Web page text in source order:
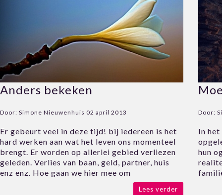
Anders bekeken
Door: Simone Nieuwenhuis 02 april 2013
Er gebeurt veel in deze tijd! bij iedereen is het
hard werken aan wat het leven ons momenteel
brengt. Er worden op allerlei gebied verliezen
geleden. Verlies van baan, geld, partner, huis
enz enz. Hoe gaan we hier mee om
Lees verder
Door:
In het
hun